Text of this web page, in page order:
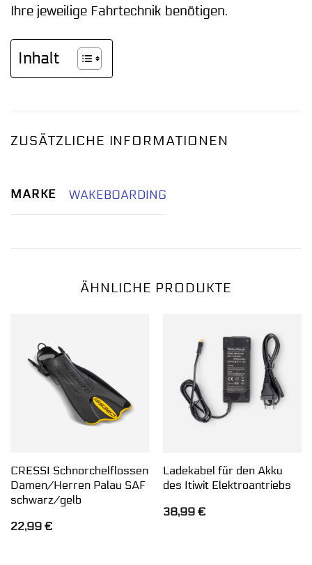
Ihre jeweilige Fahrtechnik benötigen.
Inhalt
ZUSÄTZLICHE INFORMATIONEN
MARKE WAKEBOARDING
ÄHNLICHE PRODUKTE
CRESSI Schnorchelflossen
Damen/Herren Palau SAF
schwarz/gelb
22,99 €
Ladekabel für den Akku
des Itiwit Elektroantriebs
38,99 €